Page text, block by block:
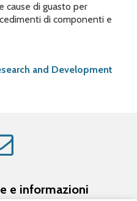
cause di guasto per
di componenti e
and Development
e informazioni